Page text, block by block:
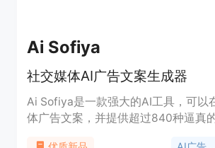
Ai Sofiya
社交媒体AI广告文案生成器
Ai Sofiya是一款强大的AI工具，可以
体广告文案，并提供超过840种逼真